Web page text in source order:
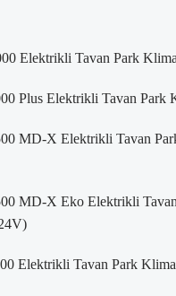
Elektrikli Tavan Park
Plus Elektrikli Tavan Park
MD-X Elektrikli Tavan
MD-X Eko Elektrikli
Elektrikli Tavan Park